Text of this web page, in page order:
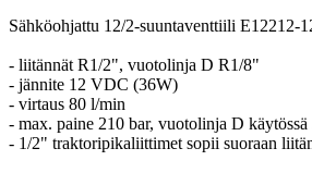
Sähköohjattu 12/2-suuntaventtiili E12212-
- liitännät R1/2", vuotolinja D R1/8"
- jännite 12 VDC (36W)
- virtaus 80 l/min
- max. paine 210 bar, vuotolinja D käytössä
- 1/2" traktoripikaliittimet sopii suoraan